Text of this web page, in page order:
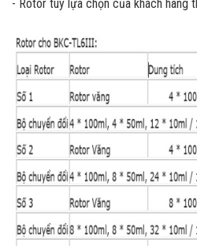
- Rotor tùy lựa chọn của khách hàng